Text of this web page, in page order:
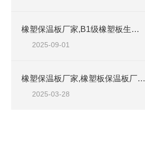
橡塑保温板厂家,B1级橡塑板生产厂家地址
2025-09-01
橡塑保温板厂家,橡塑板保温板厂家地址
2025-03-28